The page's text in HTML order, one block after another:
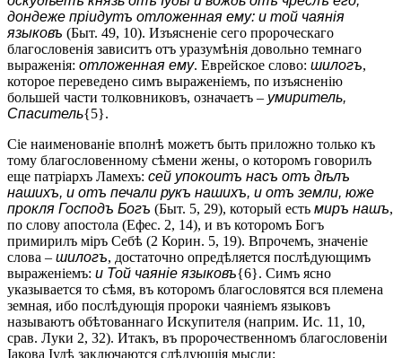
дондеже пріидутъ отложенная ему: и той чаянія
языковъ (Быт. 49, 10). Изъясненіе сего пророческаго
благословенія зависитъ отъ уразумѣнія довольно темнаго
выраженія: отложенная ему. Еврейское слово: шилогъ,
которое переведено симъ выраженіемъ, по изъясненію
большей части толковниковъ, означаетъ – умиритель,
Спаситель{5}.
Сіе наименованіе вполнѣ можетъ быть приложно только къ
тому благословенному сѣмени жены, о которомъ говорилъ
еще патріархъ Ламехъ: сей упокоитъ насъ отъ дѣлъ
нашихъ, и отъ печали рукъ нашихъ, и отъ земли, юже
прокля Господъ Богъ (Быт. 5, 29), который есть миръ нашъ,
по слову апостола (Ефес. 2, 14), и въ которомъ Богъ
примирилъ міръ Себѣ (2 Корин. 5, 19). Впрочемъ, значеніе
слова – шилогъ, достаточно опредѣляется послѣдующимъ
выраженіемъ: и Той чаяніе языковъ{6}. Симъ ясно
указывается то сѣмя, въ которомъ благословятся вся племена
земная, ибо послѣдующія пророки чаяніемъ языковъ
называютъ обѣтованнаго Искупителя (наприм. Ис. 11, 10,
срав. Луки 2, 32). Итакъ, въ пророчественномъ благословеніи
Іакова Іудѣ заключаются слѣдующія мысли: